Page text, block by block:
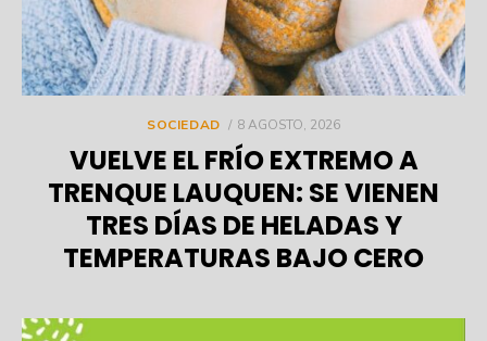
SOCIEDAD
POSTED
ON
8 AGOSTO, 2026
VUELVE EL FRÍO EXTREMO A
TRENQUE LAUQUEN: SE VIENEN
TRES DÍAS DE HELADAS Y
TEMPERATURAS BAJO CERO